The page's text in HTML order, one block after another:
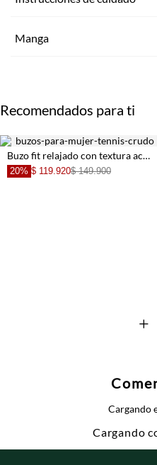
Manga
Recomendados para ti
+
Buzo fit relajado con textura acanalada en punto crudo para mujer
20% $ 119.920$ 149.900
Cargando
Cargando